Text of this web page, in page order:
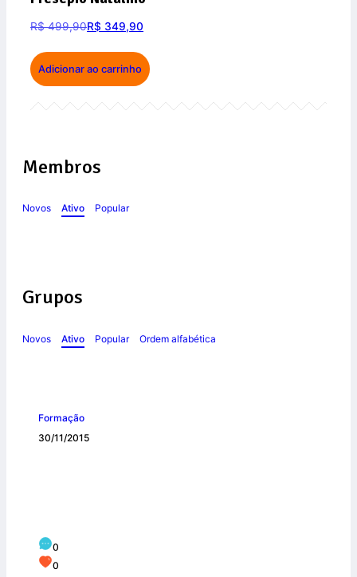
R$499,90R$ 349,90
Adicionar ao carrinho
Membros
Novos Ativo Popular
Grupos
Novos Ativo Popular Ordem alfabética
Formação
30/11/2015
0
0